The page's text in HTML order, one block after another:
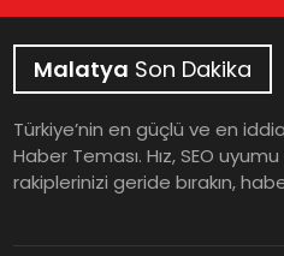
Malatya Son Dakika
Türkiye’nin en güçlü ve en
Haber Teması. Hız, SEO
rakiplerinizi geride bırakın,